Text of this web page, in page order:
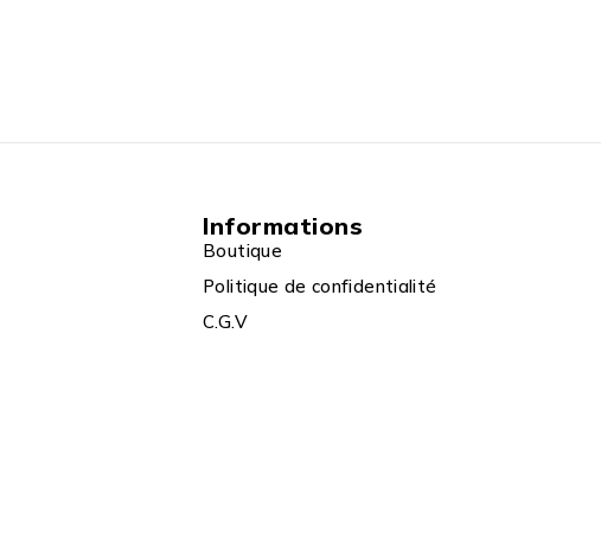
Informations
Boutique
Politique de confidentialité
C.G.V